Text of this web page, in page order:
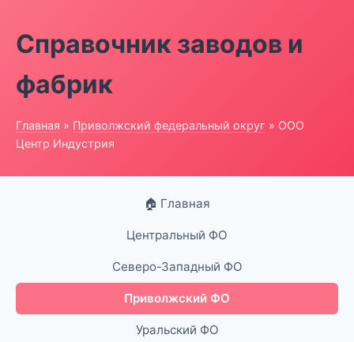
Справочник заводов и
фабрик
Главная » Приволжский федеральный округ » ООО
Центр Индустрия
🏠 Главная
Центральный ФО
Северо-Западный ФО
Приволжский ФО
Уральский ФО